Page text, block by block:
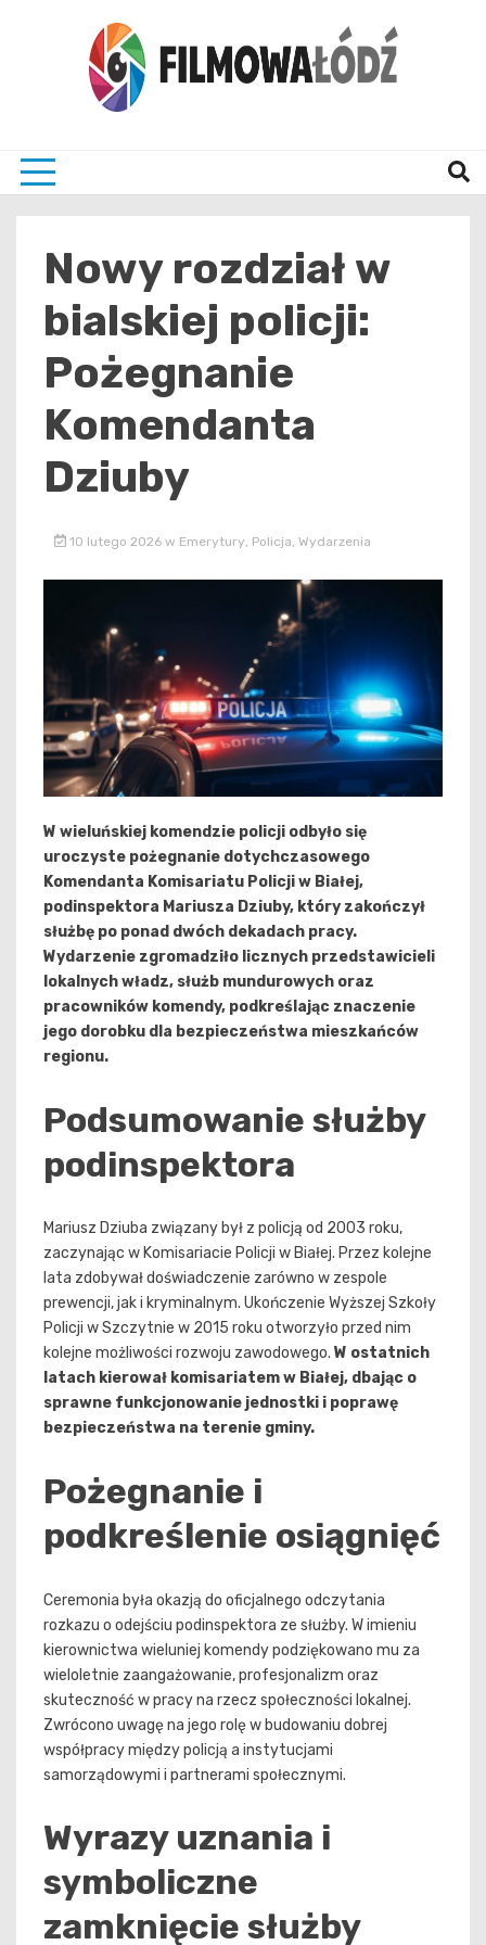
Nowy rozdział w
bialskiej policji:
Pożegnanie
Komendanta
Dziuby
10 lutego 2026 w Emerytury Policja Wydarzenia
W wieluńskiej komendzie policji odbyło się
uroczyste pożegnanie dotychczasowego
Komendanta Komisariatu Policji w Białej,
podinspektora Mariusza Dziuby, który zakończył
służbę po ponad dwóch dekadach pracy.
Wydarzenie zgromadziło licznych przedstawicieli
lokalnych władz, służb mundurowych oraz
pracowników komendy, podkreślając znaczenie
jego dorobku dla bezpieczeństwa mieszkańców
regionu.
Podsumowanie służby
podinspektora
Mariusz Dziuba związany był z policją od 2003 roku,
zaczynając w Komisariacie Policji w Białej. Przez kolejne
lata zdobywał doświadczenie zarówno w zespole
prewencji, jak i kryminalnym. Ukończenie Wyższej Szkoły
Policji w Szczytnie w 2015 roku otworzyło przed nim
kolejne możliwości rozwoju zawodowego. W ostatnich
latach kierował komisariatem w Białej, dbając o
sprawne funkcjonowanie jednostki i poprawę
bezpieczeństwa na terenie gminy.
Pożegnanie i
podkreślenie osiągnięć
Ceremonia była okazją do oficjalnego odczytania
rozkazu o odejściu podinspektora ze służby. W imieniu
kierownictwa wieluniej komendy podziękowano mu za
wieloletnie zaangażowanie, profesjonalizm oraz
skuteczność w pracy na rzecz społeczności lokalnej.
Zwrócono uwagę na jego rolę w budowaniu dobrej
współpracy między policją a instytucjami
samorządowymi i partnerami społecznymi.
Wyrazy uznania i
symboliczne
zamknięcie służby